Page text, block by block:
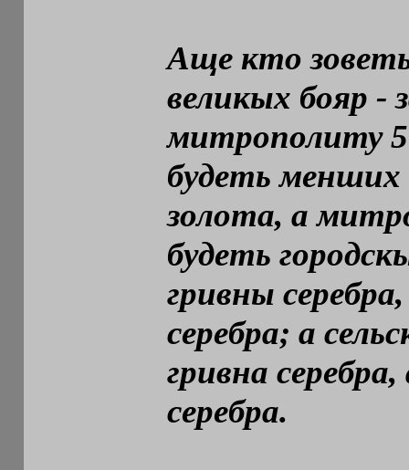
Аще кто
великых бояр -
митрополиту 5
будеть менших
золота, а
будеть
гривны
серебра; а
гривна
серебра.